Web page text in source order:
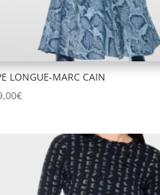
LONGUE-MARC CAIN
€